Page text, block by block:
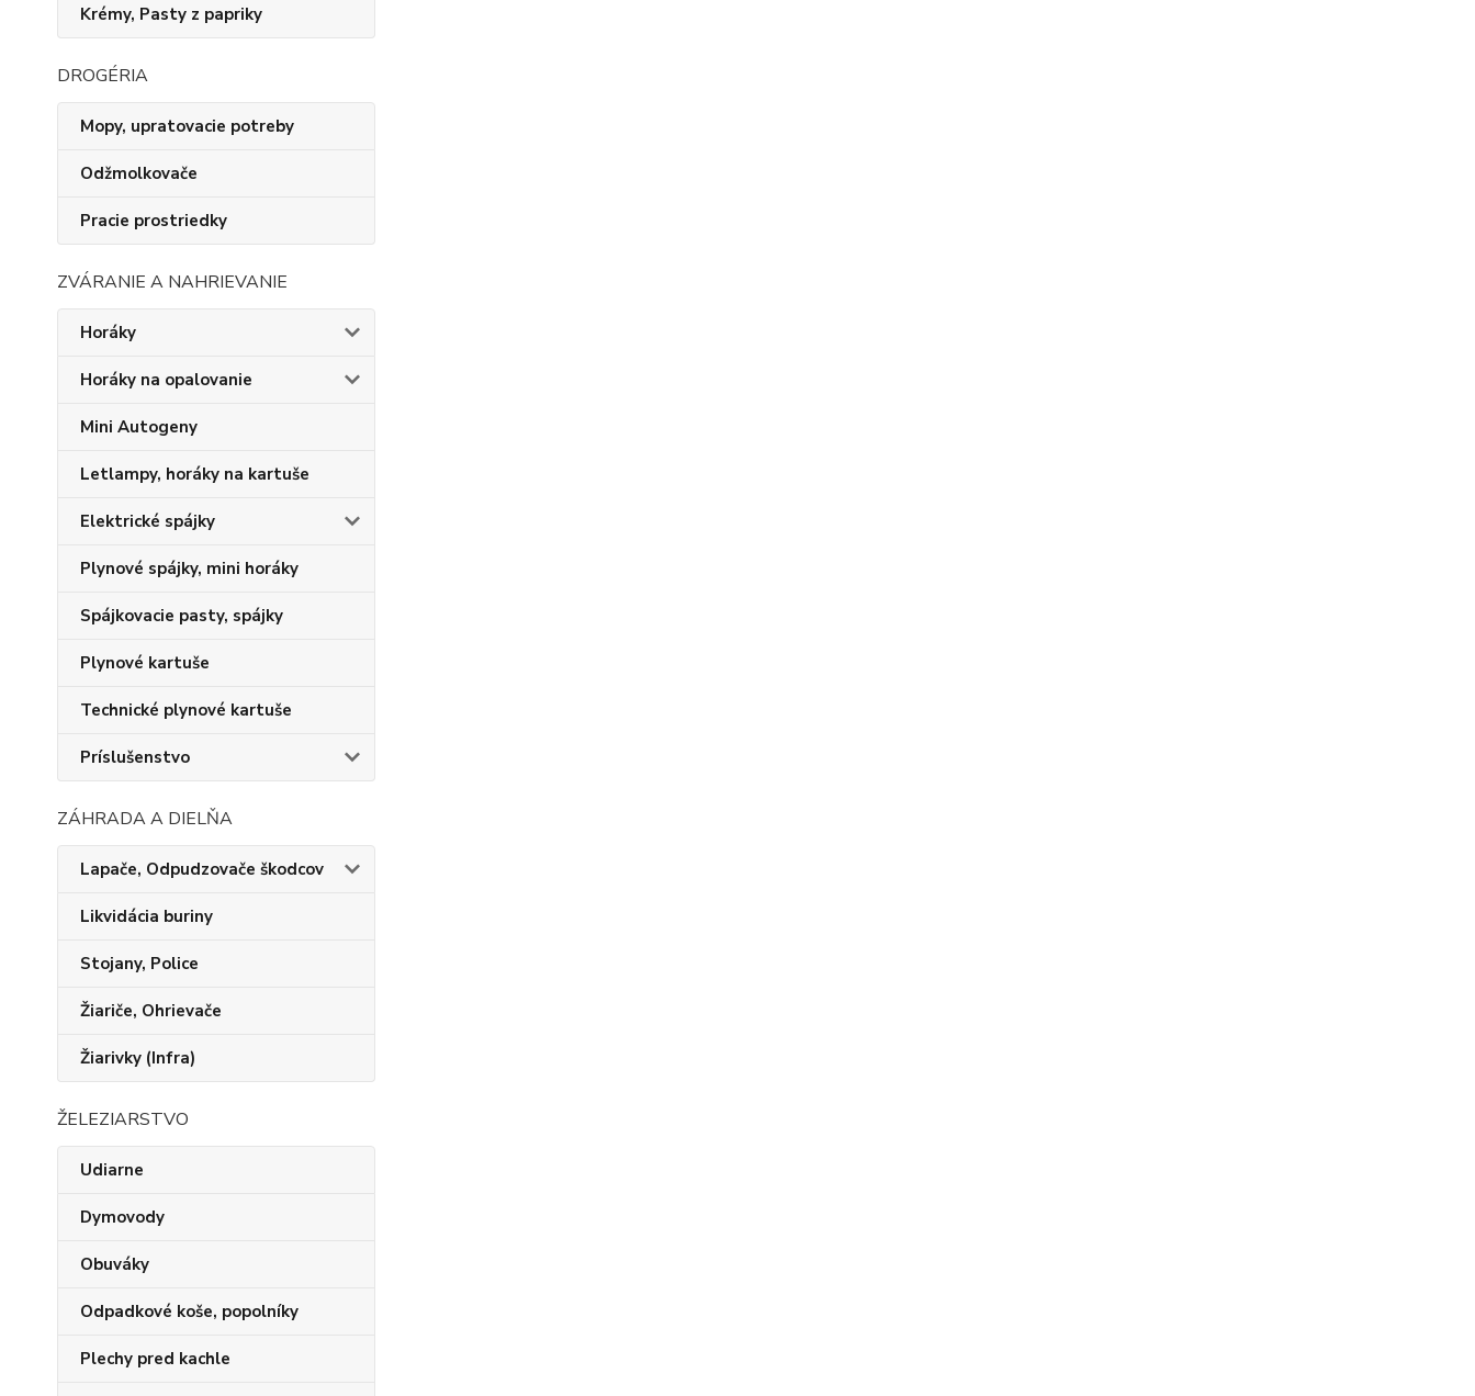
Krémy, Pasty z papriky
DROGÉRIA
Mopy, upratovacie potreby
Odžmolkovače
Pracie prostriedky
ZVÁRANIE A NAHRIEVANIE
Horáky
Horáky na opalovanie
Mini Autogeny
Letlampy, horáky na kartuše
Elektrické spájky
Plynové spájky, mini horáky
Spájkovacie pasty, spájky
Plynové kartuše
Technické plynové kartuše
Príslušenstvo
ZÁHRADA A DIELŇA
Lapače, Odpudzovače škodcov
Likvidácia buriny
Stojany, Police
Žiariče, Ohrievače
Žiarivky (Infra)
ŽELEZIARSTVO
Udiarne
Dymovody
Obuváky
Odpadkové koše, popolníky
Plechy pred kachle